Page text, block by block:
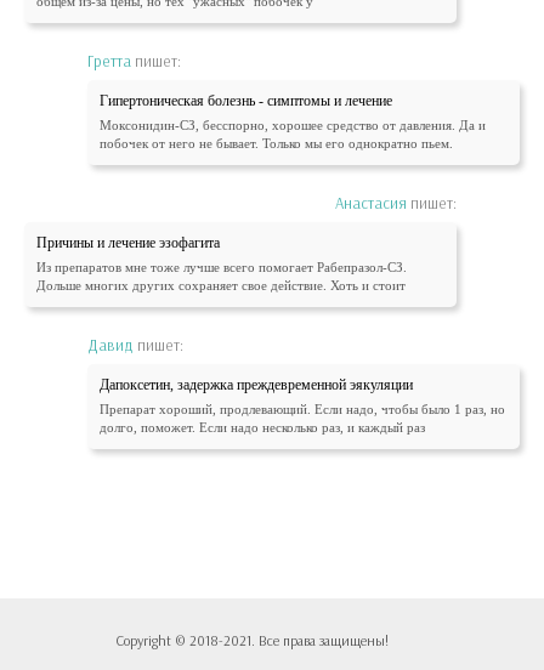
Гретта пишет:
Гипертоническая болезнь - симптомы и лечение
Моксонидин-СЗ, бесспорно, хорошее средство от давления. Да и
побочек от него не бывает. Только мы его однократно пьем.
Анастасия пишет:
Причины и лечение эзофагита
Из препаратов мне тоже лучше всего помогает Рабепразол-СЗ.
Дольше многих других сохраняет свое действие. Хоть и стоит
Давид пишет:
Дапоксетин, задержка преждевременной эякуляции
Препарат хороший, продлевающий. Если надо, чтобы было 1 раз, но
долго, поможет. Если надо несколько раз, и каждый раз
Copyright © 2018-2021. Все права защищены!